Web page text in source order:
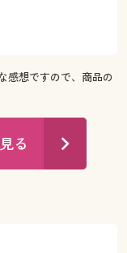
感想ですので、商品の
る